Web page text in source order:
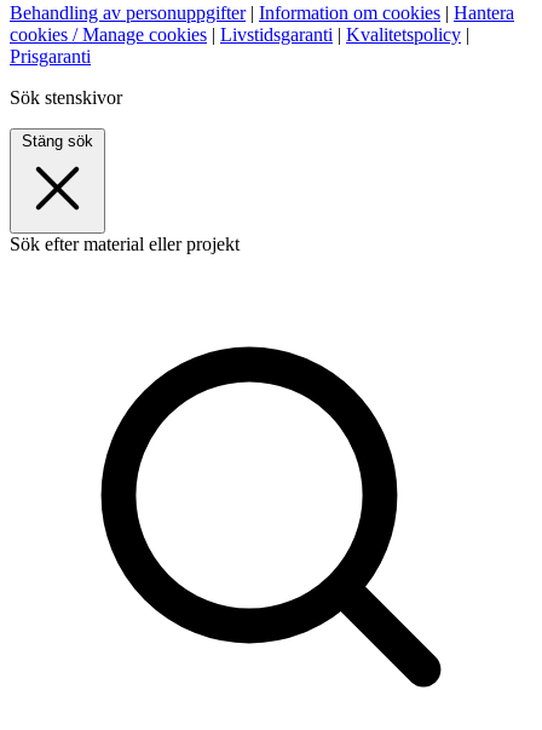
Behandling av personuppgifter | Information om cookies | Hantera
cookies / Manage cookies | Livstidsgaranti | Kvalitetspolicy |
Prisgaranti
Sök stenskivor
Stäng sök
Sök efter material eller projekt